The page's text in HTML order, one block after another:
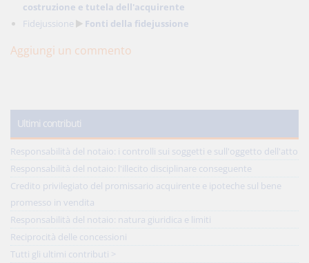
costruzione e tutela dell'acquirente
Fidejussione
Fonti della fidejussione
Aggiungi un commento
Ultimi contributi
Responsabilità del notaio: i controlli sui soggetti e sull'oggetto dell'atto
Responsabilità del notaio: l'illecito disciplinare conseguente
Credito privilegiato del promissario acquirente e ipoteche sul bene
promesso in vendita
Responsabilità del notaio: natura giuridica e limiti
Reciprocità delle concessioni
Tutti gli ultimi contributi >